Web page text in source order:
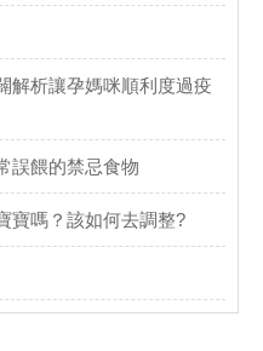
解析讓孕媽咪順利度過疫
誤餵的禁忌食物
寶嗎？該如何去調整?